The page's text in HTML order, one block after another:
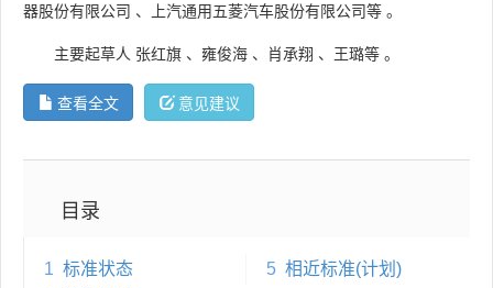
器股份有限公司 、 上汽通用五菱汽车股份有限公司等 。
主要起草人 张红旗 、 雍俊海 、 肖承翔 、 王璐等 。
查看全文 意见建议
目录
1 标准状态
5 相近标准(计划)